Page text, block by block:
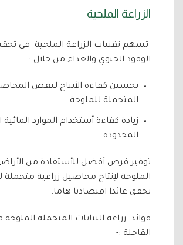
الزراعة الملحية
تسهم تقنيات الزراعة الملحية في
الوقود الحيوي والغذاء من خلال :
تحسين كفاءة الأنتاج لبعض
المتحملة للملوحة.
زيادة كفاءة أستخدام الموارد المائية
المحدودة .
توفير فرص أفضل للأستفادة من
الملوحة لإنتاج محاصيل زراعية متحملة
تحقق عائدا اقتصاديا هاما.
فوائد زراعة النباتات المتحملة الملوحة
القاحلة :-